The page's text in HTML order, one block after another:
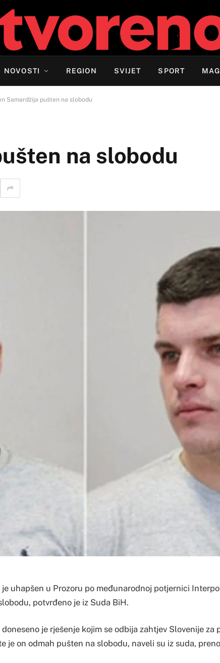
NOVOSTI REGION SVIJET SPORT
Samardžija pušten na slobodu
na slobodu
uhapšen u Prozoru po međunarodnoj potjernici
potvrđeno je iz Suda BiH.
je rješenje kojim se odbija zahtjev Slovenije za
je on odmah pušten na slobodu, naveli su iz suda,